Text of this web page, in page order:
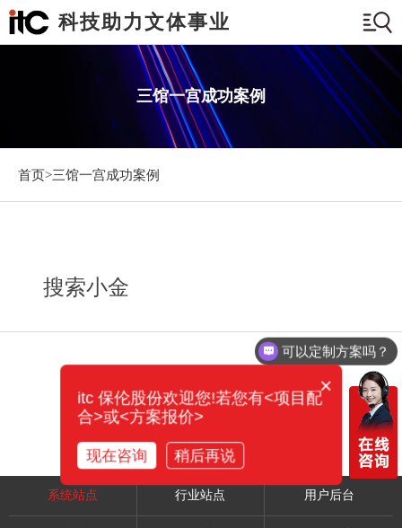
科技助力文体事业
三馆一宫成功案例
首页>三馆一宫成功案例
搜索小金
系统站点 行业站点 用户后台
可以定制方案吗？
×
itc 保伦股份欢迎您!若您有<项目配
合>或<方案报价>
现在咨询 稍后再说